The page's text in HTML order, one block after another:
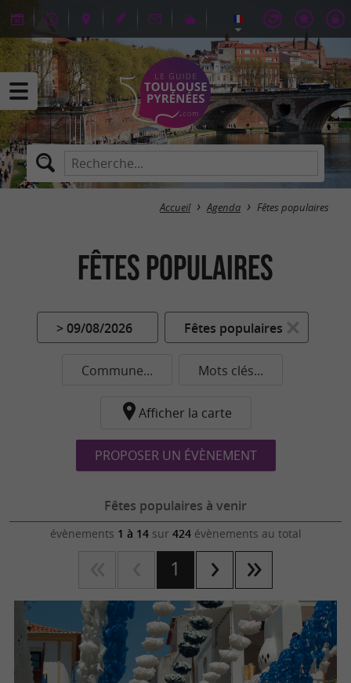
Accueil Agenda Fêtes populaires
Fêtes populaires
> 09/08/2026 Fêtes populaires
Commune... Mots clés...
Afficher la carte
PROPOSER UN ÉVÈNEMENT
Fêtes populaires à venir
évènements 1 à 14sur 424évènements au total
1